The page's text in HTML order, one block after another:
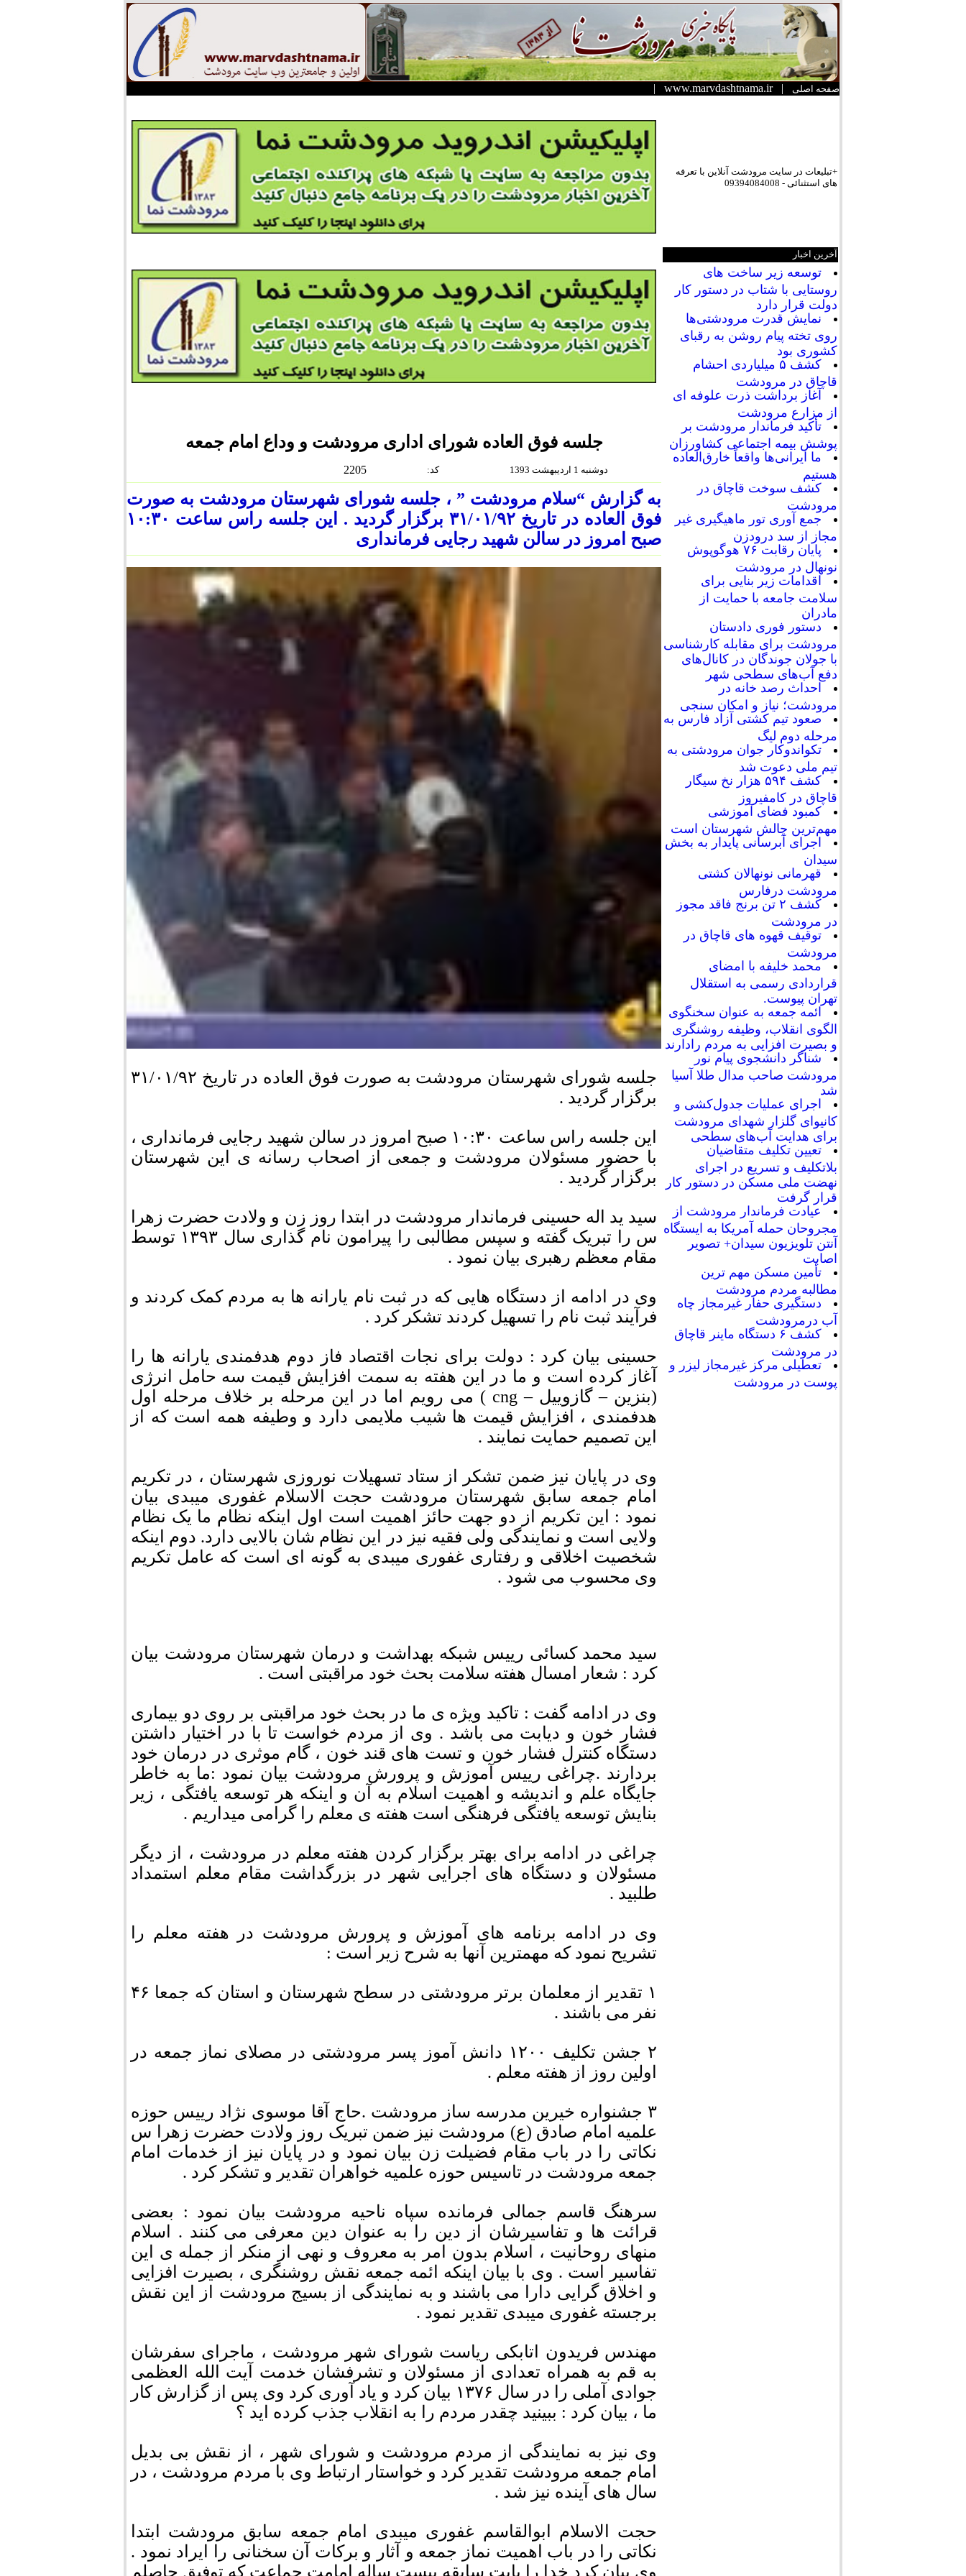
صفحه اصلی |
www.marvdashtnama.ir
|
+تبلیعات در سایت مرودشت آنلاین با تعرفه
های استثنائی - 09394084008
آخرین اخبار
توسعه زیر ساخت های
روستایی با شتاب در دستور کار
دولت قرار دارد
نمایش قدرت مرودشتی‌ها
روی تخته پیام روشن به رقبای
کشوری بود
کشف ۵ میلیاردی احشام
قاچاق در مرودشت
آغاز برداشت ذرت علوفه ای
از مزارع مرودشت
تأکید فرماندار مرودشت بر
پوشش بیمه اجتماعی کشاورزان
ما ایرانی‌ها واقعاً خارق‌العاده
هستیم
کشف سوخت قاچاق در
مرودشت
جمع آوری تور ماهیگیری غیر
مجاز از سد درودزن
پایان رقابت‌ ۷۶ هوگوپوش
نونهال در مرودشت
اقدامات زیر بنایی برای
سلامت جامعه با حمایت از
مادران
دستور فوری دادستان
مرودشت برای مقابله کارشناسی
با جولان جوندگان در کانال‌های
دفع آب‌های سطحی شهر
احداث رصد خانه در
مرودشت؛ نیاز و امکان سنجی
صعود تیم کشتی آزاد فارس به
مرحله دوم لیگ
تکواندوکار جوان مرودشتی به
تیم ملی دعوت شد
کشف ۵۹۴ هزار نخ سیگار
قاچاق در کامفیروز
کمبود فضای آموزشی
مهم‌ترین چالش شهرستان است
اجرای آبرسانی پایدار به بخش
سیدان
قهرمانی نونهالان کشتی
مرودشت درفارس
کشف ۲ تن برنج فاقد مجوز
در مرودشت
توقیف قهوه های قاچاق در
مرودشت
محمد خلیفه با امضای
قراردادی رسمی به استقلال
تهران پیوست.
ائمه جمعه به عنوان سخنگوی
الگوی انقلاب، وظیفه روشنگری
و بصیرت افزایی به مردم رادارند
شناگر دانشجوی پیام نور
مرودشت صاحب مدال طلا آسیا
شد
اجرای عملیات جدول‌کشی و
کانیوای گلزار شهدای مرودشت
برای هدایت آب‌های سطحی
تعیین تکلیف متقاضیان
بلاتکلیف و تسریع در اجرای
نهضت ملی مسکن در دستور کار
قرار گرفت
عیادت فرماندار مرودشت از
مجروحان حمله آمریکا به ایستگاه
آنتن تلویزیون سیدان+ تصویر
اصابت
تأمین مسکن مهم ترین
مطالبه مردم مرودشت
دستگیری حفار غیرمجاز چاه
آب درمرودشت
کشف ۶ دستگاه ماینر قاچاق
در مرودشت
تعطیلی مرکز غیرمجاز لیزر و
پوست در مرودشت
جلسه فوق العاده شورای اداری مرودشت و وداع امام جمعه
2205 :كد دوشنبه 1 ارديبهشت 1393
به گزارش “سلام مرودشت ” ، جلسه شورای شهرستان مرودشت به صورت
فوق العاده در تاریخ ۳۱/۰۱/۹۲ برگزار گردید . این جلسه راس ساعت ۱۰:۳۰
صبح امروز در سالن شهید رجایی فرمانداری
جلسه شورای شهرستان مرودشت به صورت فوق العاده در تاریخ ۳۱/۰۱/۹۲
برگزار گردید .
این جلسه راس ساعت ۱۰:۳۰ صبح امروز در سالن شهید رجایی فرمانداری ،
با حضور مسئولان مرودشت و جمعی از اصحاب رسانه ی این شهرستان
برگزار گردید .
سید ید اله حسینی فرماندار مرودشت در ابتدا روز زن و ولادت حضرت زهرا
س را تبریک گفته و سپس مطالبی را پیرامون نام گذاری سال ۱۳۹۳ توسط
مقام معظم رهبری بیان نمود .
وی در ادامه از دستگاه هایی که در ثبت نام یارانه ها به مردم کمک کردند و
فرآیند ثبت نام را تسهیل کردند تشکر کرد .
حسینی بیان کرد : دولت برای نجات اقتصاد فاز دوم هدفمندی یارانه ها را
آغاز کرده است و ما در این هفته به سمت افزایش قیمت سه حامل انرژی
(بنزین – گازوییل – cng ) می رویم اما در این مرحله بر خلاف مرحله اول
هدفمندی ، افزایش قیمت ها شیب ملایمی دارد و وطیفه همه است که از
این تصمیم حمایت نمایند .
وی در پایان نیز ضمن تشکر از ستاد تسهیلات نوروزی شهرستان ، در تکریم
امام جمعه سابق شهرستان مرودشت حجت الاسلام غفوری میبدی بیان
نمود : این تکریم از دو جهت حائز اهمیت است اول اینکه نظام ما یک نظام
ولایی است و نمایندگی ولی فقیه نیز در این نظام شان بالایی دارد. دوم اینکه
شخصیت اخلاقی و رفتاری غفوری میبدی به گونه ای است که عامل تکریم
وی محسوب می شود .
سید محمد کسائی رییس شبکه بهداشت و درمان شهرستان مرودشت بیان
کرد : شعار امسال هفته سلامت بحث خود مراقبتی است .
وی در ادامه گفت : تاکید ویژه ی ما در بحث خود مراقبتی بر روی دو بیماری
فشار خون و دیابت می باشد . وی از مردم خواست تا با در اختیار داشتن
دستگاه کنترل فشار خون و تست های قند خون ، گام موثری در درمان خود
بردارند .چراغی رییس آموزش و پرورش مرودشت بیان نمود :ما به خاطر
جایگاه علم و اندیشه و اهمیت اسلام به آن و اینکه هر توسعه یافتگی ، زیر
بنایش توسعه یافتگی فرهنگی است هفته ی معلم را گرامی میداریم .
چراغی در ادامه برای بهتر برگزار کردن هفته معلم در مرودشت ، از دیگر
مسئولان و دستگاه های اجرایی شهر در بزرگداشت مقام معلم استمداد
طلبید .
وی در ادامه برنامه های آموزش و پرورش مرودشت در هفته معلم را
تشریح نمود که مهمترین آنها به شرح زیر است :
۱ تقدیر از معلمان برتر مرودشتی در سطح شهرستان و استان که جمعا ۴۶
نفر می باشند .
۲ جشن تکلیف ۱۲۰۰ دانش آموز پسر مرودشتی در مصلای نماز جمعه در
اولین روز از هفته معلم .
۳ جشنواره خیرین مدرسه ساز مرودشت .حاج آقا موسوی نژاد رییس حوزه
علمیه امام صادق (ع) مرودشت نیز ضمن تبریک روز ولادت حضرت زهرا س
نکاتی را در باب مقام فضیلت زن بیان نمود و در پایان نیز از خدمات امام
جمعه مرودشت در تاسیس حوزه علمیه خواهران تقدیر و تشکر کرد .
سرهنگ قاسم جمالی فرمانده سپاه ناحیه مرودشت بیان نمود : بعضی
قرائت ها و تفاسیرشان از دین را به عنوان دین معرفی می کنند . اسلام
منهای روحانیت ، اسلام بدون امر به معروف و نهی از منکر از جمله ی این
تفاسیر است . وی با بیان اینکه ائمه جمعه نقش روشنگری ، بصیرت افزایی
و اخلاق گرایی دارا می باشند و به نمایندگی از بسیج مرودشت از این نقش
برجسته غفوری میبدی تقدیر نمود .
مهندس فریدون اتابکی ریاست شورای شهر مرودشت ، ماجرای سفرشان
به قم به همراه تعدادی از مسئولان و تشرفشان خدمت آیت الله العظمی
جوادی آملی را در سال ۱۳۷۶ بیان کرد و یاد آوری کرد وی پس از گزارش کار
ما ، بیان کرد : ببینید چقدر مردم را به انقلاب جذب کرده اید ؟
وی نیز به نمایندگی از مردم مرودشت و شورای شهر ، از نقش بی بدیل
امام جمعه مرودشت تقدیر کرد و خواستار ارتباط وی با مردم مرودشت ، در
سال های آینده نیز شد .
حجت الاسلام ابوالقاسم غفوری میبدی امام جمعه سابق مرودشت ابتدا
نکاتی را در باب اهمیت نماز جمعه و آثار و برکات آن سخنانی را ایراد نمود .
وی بیان کرد خدا را بابت سابقه بیست ساله امامت جماعت که توفیق حاصلم